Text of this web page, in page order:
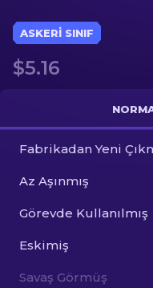
Bıçaklar
Eldiven
Diğer
ASKERI SINIF
$5.16
Fabrikadan Yeni
Az Aşınmış
Görevde Kullanılmış
Eskimiş
Savaş Görmüş